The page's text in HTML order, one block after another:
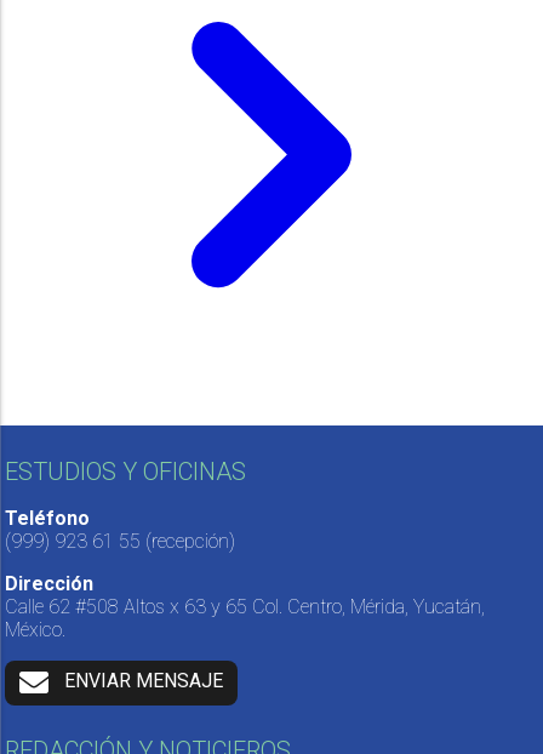
ESTUDIOS Y OFICINAS
Teléfono
(999) 923 61 55 (recepción)
Dirección
Calle 62 #508 Altos x 63 y 65 Col. Centro, Mérida, Yucatán,
México.
ENVIAR MENSAJE